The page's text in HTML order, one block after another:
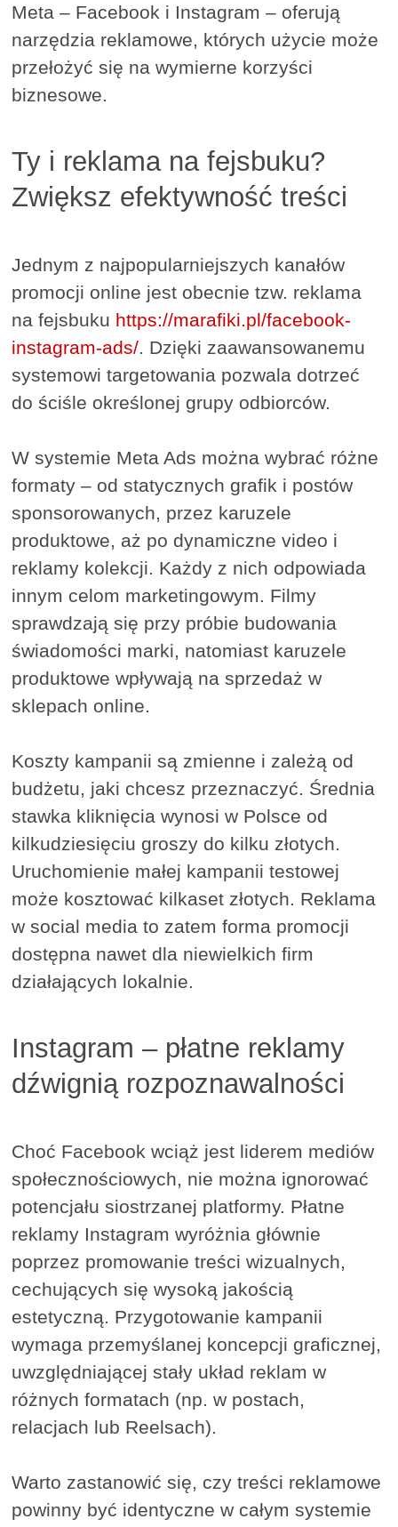
Meta – Facebook i Instagram – oferują
narzędzia reklamowe, których użycie może
przełożyć się na wymierne korzyści
biznesowe.
Ty i reklama na fejsbuku?
Zwiększ efektywność treści
Jednym z najpopularniejszych kanałów
promocji online jest obecnie tzw. reklama
na fejsbuku https://marafiki.pl/facebook-
instagram-ads/. Dzięki zaawansowanemu
systemowi targetowania pozwala dotrzeć
do ściśle określonej grupy odbiorców.
W systemie Meta Ads można wybrać różne
formaty – od statycznych grafik i postów
sponsorowanych, przez karuzele
produktowe, aż po dynamiczne video i
reklamy kolekcji. Każdy z nich odpowiada
innym celom marketingowym. Filmy
sprawdzają się przy próbie budowania
świadomości marki, natomiast karuzele
produktowe wpływają na sprzedaż w
sklepach online.
Koszty kampanii są zmienne i zależą od
budżetu, jaki chcesz przeznaczyć. Średnia
stawka kliknięcia wynosi w Polsce od
kilkudziesięciu groszy do kilku złotych.
Uruchomienie małej kampanii testowej
może kosztować kilkaset złotych. Reklama
w social media to zatem forma promocji
dostępna nawet dla niewielkich firm
działających lokalnie.
Instagram – płatne reklamy
dźwignią rozpoznawalności
Choć Facebook wciąż jest liderem mediów
społecznościowych, nie można ignorować
potencjału siostrzanej platformy. Płatne
reklamy Instagram wyróżnia głównie
poprzez promowanie treści wizualnych,
cechujących się wysoką jakością
estetyczną. Przygotowanie kampanii
wymaga przemyślanej koncepcji graficznej,
uwzględniającej stały układ reklam w
różnych formatach (np. w postach,
relacjach lub Reelsach).
Warto zastanowić się, czy treści reklamowe
powinny być identyczne w całym systemie